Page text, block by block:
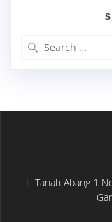
Jl. Tanah Abang 1